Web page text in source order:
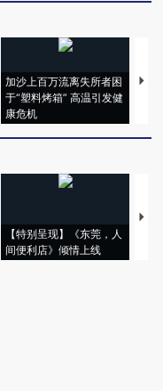
加沙上百万流离失所者困
于“塑料烤箱” 高温引发健
康危机
视
术
【特别呈现】《东莞，人
间便利店》倾情上线
【
会